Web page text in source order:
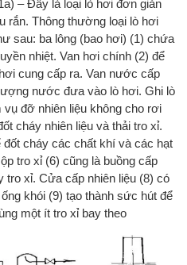
– Đây là loại lò hơi đơn giản
rắn. Thông thường loại lò hơi
sau: ba lông (bao hơi) (1) chứa
nhiệt. Van hơi chính (2) để
cung cấp ra. Van nước cấp
nước đưa vào lò hơi. Ghi lò
đỡ nhiên liệu không cho rơi
cháy nhiên liệu và thải tro xỉ.
đốt cháy các chất khí và các hạt
tro xỉ (6) cũng là buồng cấp
tro xỉ. Cửa cấp nhiên liệu (8) có
khói (9) tạo thành sức hút để
một ít tro xỉ bay theo